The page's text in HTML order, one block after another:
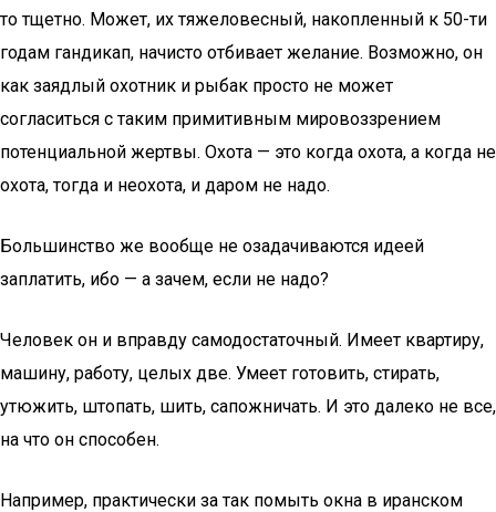
то тщетно. Может, их тяжеловесный, накопленный к 50-ти
годам гандикап, начисто отбивает желание. Возможно, он
как заядлый охотник и рыбак просто не может
согласиться с таким примитивным мировоззрением
потенциальной жертвы. Охота — это когда охота, а когда не
охота, тогда и неохота, и даром не надо.
Большинство же вообще не озадачиваются идеей
заплатить, ибо — а зачем, если не надо?
Человек он и вправду самодостаточный. Имеет квартиру,
машину, работу, целых две. Умеет готовить, стирать,
утюжить, штопать, шить, сапожничать. И это далеко не все,
на что он способен.
Например, практически за так помыть окна в иранском